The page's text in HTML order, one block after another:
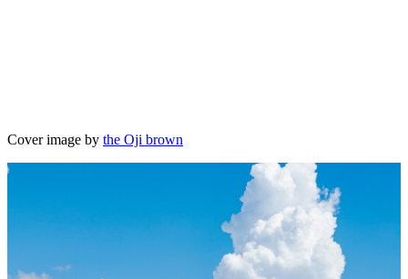
Cover image by the Oji brown